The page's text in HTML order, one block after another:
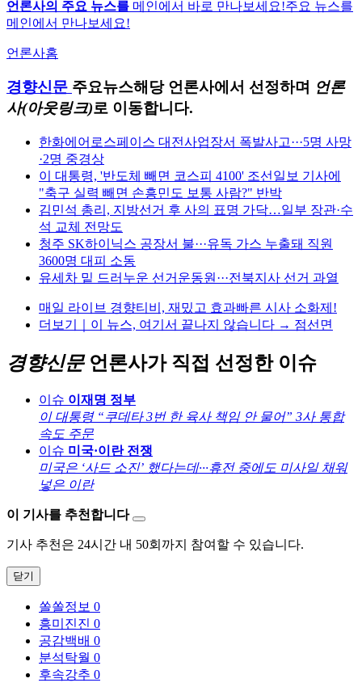
언론사의 주요 뉴스를 메인에서 바로 만나보세요!주요 뉴스를
메인에서 만나보세요!
언론사홈
경향신문 주요뉴스해당 언론사에서 선정하며 언론
사(아웃링크)로 이동합니다.
한화에어로스페이스 대전사업장서 폭발사고···5명 사망
·2명 중경상
이 대통령, '반도체 빼면 코스피 4100' 조선일보 기사에
"축구 실력 빼면 손흥민도 보통 사람?" 반박
김민석 총리, 지방선거 후 사의 표명 가닥…일부 장관·수
석 교체 전망도
청주 SK하이닉스 공장서 불···유독 가스 누출돼 직원
3600명 대피 소동
유세차 밑 드러누운 선거운동원···전북지사 선거 과열
매일 라이브 경향티비, 재밌고 효과빠른 시사 소화제!
더보기｜이 뉴스, 여기서 끝나지 않습니다 → 점선면
경향신문언론사가 직접 선정한 이슈
이슈 이재명 정부
이 대통령 “쿠데타 3번 한 육사 책임 안 물어” 3사 통합
속도 주문
이슈 미국·이란 전쟁
미국은 ‘사드 소진’ 했다는데···휴전 중에도 미사일 채워
넣은 이란
이 기사를 추천합니다
기사 추천은 24시간 내 50회까지 참여할 수 있습니다.
닫기
쏠쏠정보 0
흥미진진 0
공감백배 0
분석탁월 0
후속강추 0